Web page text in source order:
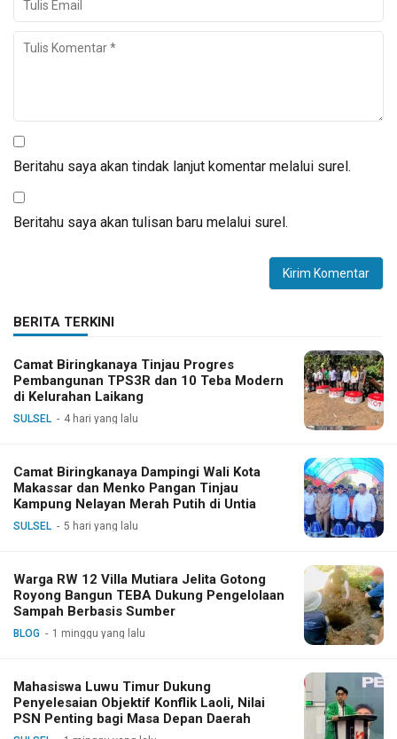
Beritahu saya akan tindak lanjut komentar melalui surel.
Beritahu saya akan tulisan baru melalui surel.
BERITA TERKINI
Camat Biringkanaya Tinjau Progres
Pembangunan TPS3R dan 10 Teba Modern
di Kelurahan Laikang
SULSEL 4 hari yang lalu
Camat Biringkanaya Dampingi Wali Kota
Makassar dan Menko Pangan Tinjau
Kampung Nelayan Merah Putih di Untia
SULSEL 5 hari yang lalu
Warga RW 12 Villa Mutiara Jelita Gotong
Royong Bangun TEBA Dukung Pengelolaan
Sampah Berbasis Sumber
BLOG 1 minggu yang lalu
Mahasiswa Luwu Timur Dukung
Penyelesaian Objektif Konflik Laoli, Nilai
PSN Penting bagi Masa Depan Daerah